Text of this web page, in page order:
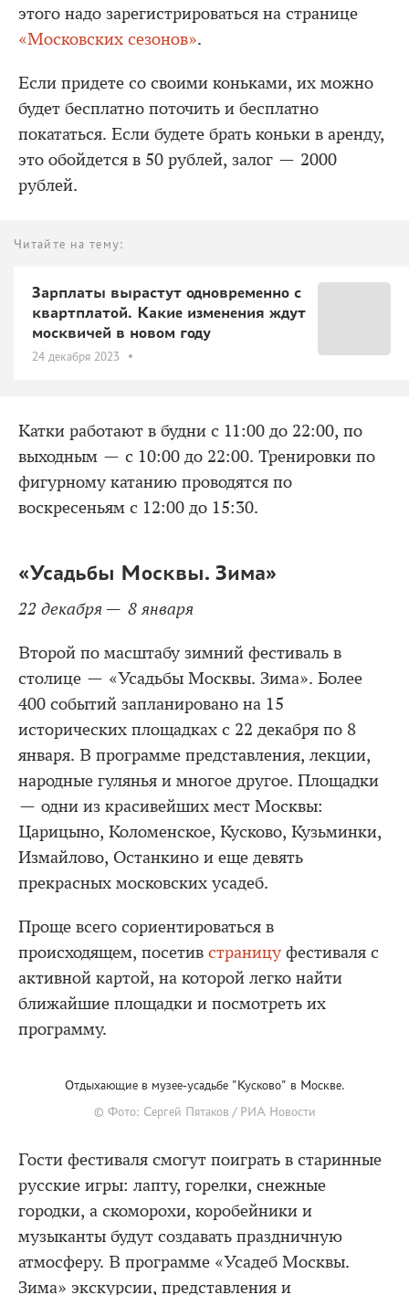
этого надо зарегистрироваться на странице
«Московских сезонов».
Если придете со своими коньками, их можно
будет бесплатно поточить и бесплатно
покататься. Если будете брать коньки в аренду,
это обойдется в 50 рублей, залог — 2000
рублей.
Читайте на тему:
Зарплаты вырастут одновременно с
квартплатой. Какие изменения ждут
москвичей в новом году
24 декабря 2023
Катки работают в будни с 11:00 до 22:00, по
выходным — с 10:00 до 22:00. Тренировки по
фигурному катанию проводятся по
воскресеньям с 12:00 до 15:30.
«Усадьбы Москвы. Зима»
22 декабря — 8 января
Второй по масштабу зимний фестиваль в
столице — «Усадьбы Москвы. Зима». Более
400 событий запланировано на 15
исторических площадках с 22 декабря по 8
января. В программе представления, лекции,
народные гулянья и многое другое. Площадки
— одни из красивейших мест Москвы:
Царицыно, Коломенское, Кусково, Кузьминки,
Измайлово, Останкино и еще девять
прекрасных московских усадеб.
Проще всего сориентироваться в
происходящем, посетив страницу фестиваля с
активной картой, на которой легко найти
ближайшие площадки и посмотреть их
программу.
Отдыхающие в музее-усадьбе "Кусково" в Москве.
© Фото: Сергей Пятаков / РИА Новости
Гости фестиваля смогут поиграть в старинные
русские игры: лапту, горелки, снежные
городки, а скоморохи, коробейники и
музыканты будут создавать праздничную
атмосферу. В программе «Усадеб Москвы.
Зима» экскурсии, представления и